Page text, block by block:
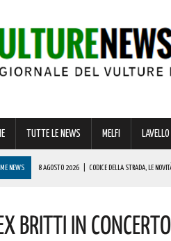
TUTTE LE NEWS MELFI LAVELLO
NEWS 8 AGOSTO 2026 CODICE DELLA STRADA, LE
2026 | PESCOPAGANO: APPUNTAMENTO CON LA GRANDE
Britti In